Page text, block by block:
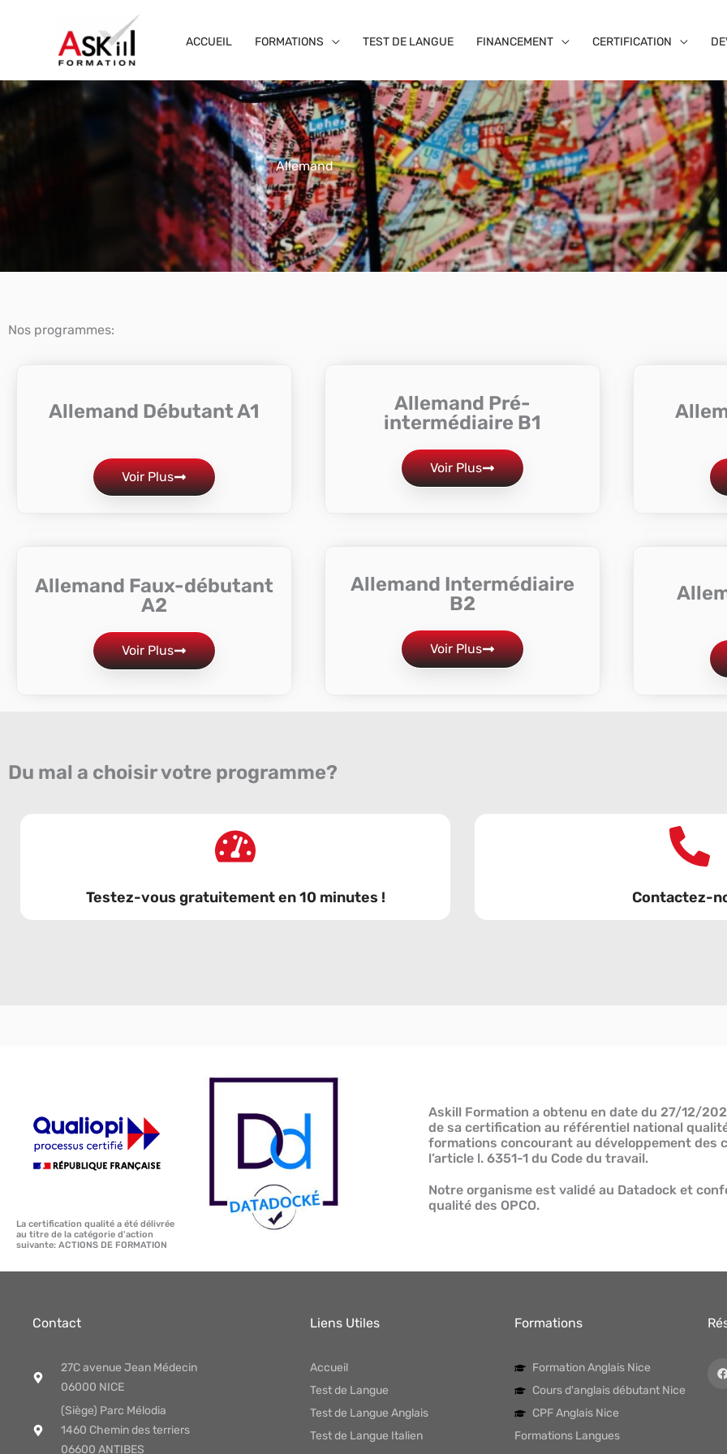
ACCUEIL FORMATIONS TEST DE LANGUE FINANCEMENT CERTIFICATION
Allemand
Nos programmes:
Allemand Débutant A1
Voir Plus
Allemand Pré-
intermédiaire B1
Voir Plus
Allemand Faux-débutant
A2
Voir Plus
Allemand Intermédiaire
B2
Voir Plus
Du mal a choisir votre programme?
Testez-vous gratuitement en 10 minutes ! Contactez-
La certification qualité a été délivrée
au titre de la catégorie d'action
suivante: ACTIONS DE FORMATION
Askill Formation a obtenu en date du 27/12/
de sa certification au référentiel national
formations concourant au développement des
l’article l. 6351-1 du Code du travail.
Notre organisme est validé au Datadock et
qualité des OPCO.
Contact
27C avenue Jean Médecin
06000 NICE
(Siège) Parc Mélodia
1460 Chemin des terriers
06600 ANTIBES
Liens Utiles
Accueil
Test de Langue
Test de Langue Anglais
Test de Langue Italien
Formations
Formation Anglais Nice
Cours d'anglais débutant Nice
CPF Anglais Nice
Formations Langues